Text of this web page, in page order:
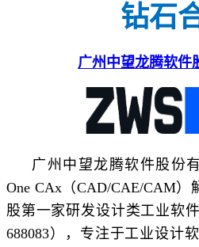
钻石
广州中望龙腾软件
广州中望龙腾软件股份
One CAx（CAD/CAE/CAM
股第一家研发设计类工业软
688083），专注于工业设计